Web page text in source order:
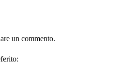
un commento.